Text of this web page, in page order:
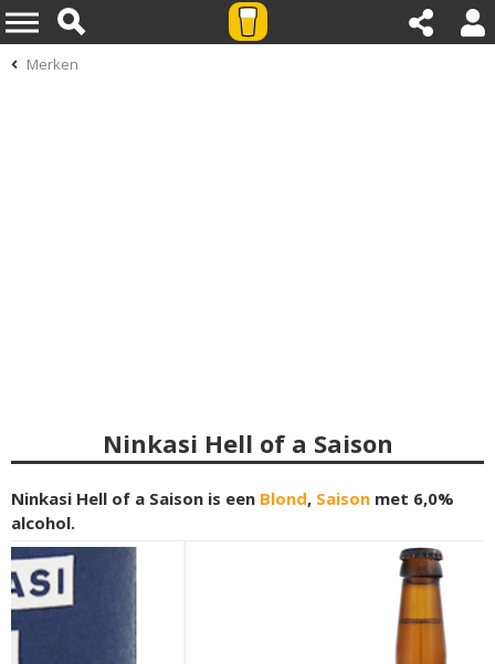
Merken
Ninkasi Hell of a Saison
Ninkasi Hell of a Saison is een Blond, Saison met 6,0%
alcohol.